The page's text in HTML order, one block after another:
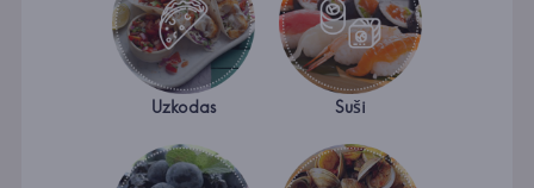
Uzkodas Suši